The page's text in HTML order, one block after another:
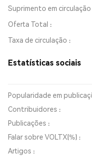
Suprimento em circulação
Oferta Total
Taxa de circulação
Estatísticas sociais
Popularidade em
Contribuidores :
Publicações :
Falar sobre VOLTX(%) :
Artigos :